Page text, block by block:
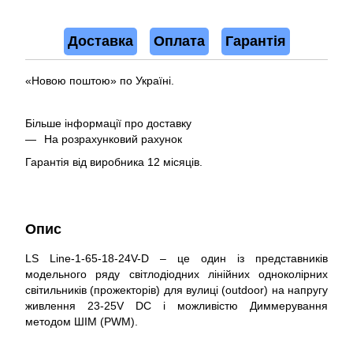
Доставка Оплата Гарантія
«Новою поштою» по Україні.
Більше інформації про доставку
На розрахунковий рахунок
Гарантія від виробника 12 місяців.
Опис
LS Line-1-65-18-24V-D – це один із представників
модельного ряду світлодіодних лінійних одноколірних
світильників (прожекторів) для вулиці (outdoor) на напругу
живлення 23-25V DC і можливістю Диммерування
методом ШІМ (PWM).